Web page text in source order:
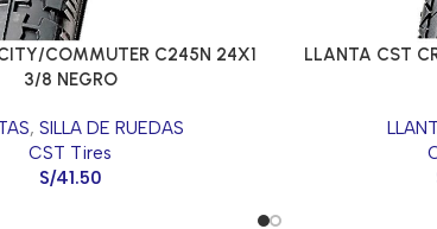
COMMUTER C245N 24X1
3/8 NEGRO
, SILLA DE RUEDAS
CST Tires
S/41.50
LLANTA CST